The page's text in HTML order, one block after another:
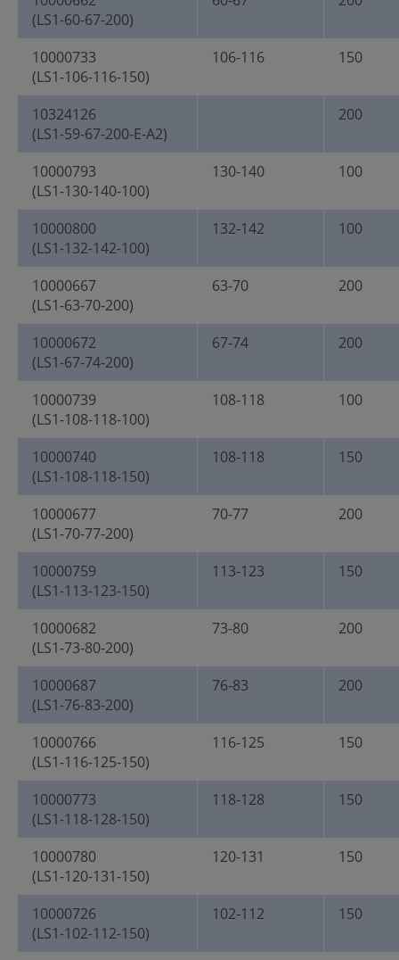
(LS1-60-67-200)
10000733
(LS1-106-116-150)
106-116 150
10324126
(LS1-59-67-200-E-A2)
200
10000793
(LS1-130-140-100)
130-140 100
10000800
(LS1-132-142-100)
132-142 100
10000667
(LS1-63-70-200)
63-70 200
10000672
(LS1-67-74-200)
67-74 200
10000739
(LS1-108-118-100)
108-118 100
10000740
(LS1-108-118-150)
108-118 150
10000677
(LS1-70-77-200)
70-77 200
10000759
(LS1-113-123-150)
113-123 150
10000682
(LS1-73-80-200)
73-80 200
10000687
(LS1-76-83-200)
76-83 200
10000766
(LS1-116-125-150)
116-125 150
10000773
(LS1-118-128-150)
118-128 150
10000780
(LS1-120-131-150)
120-131 150
10000726
(LS1-102-112-150)
102-112 150